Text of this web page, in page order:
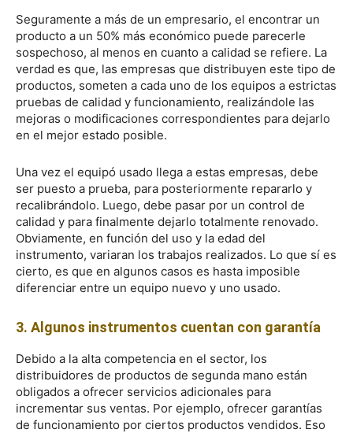
Seguramente a más de un empresario, el encontrar un
producto a un 50% más económico puede parecerle
sospechoso, al menos en cuanto a calidad se refiere. La
verdad es que, las empresas que distribuyen este tipo de
productos, someten a cada uno de los equipos a estrictas
pruebas de calidad y funcionamiento, realizándole las
mejoras o modificaciones correspondientes para dejarlo
en el mejor estado posible.
Una vez el equipó usado llega a estas empresas, debe
ser puesto a prueba, para posteriormente repararlo y
recalibrándolo. Luego, debe pasar por un control de
calidad y para finalmente dejarlo totalmente renovado.
Obviamente, en función del uso y la edad del
instrumento, variaran los trabajos realizados. Lo que sí es
cierto, es que en algunos casos es hasta imposible
diferenciar entre un equipo nuevo y uno usado.
3. Algunos instrumentos cuentan con garantía
Debido a la alta competencia en el sector, los
distribuidores de productos de segunda mano están
obligados a ofrecer servicios adicionales para
incrementar sus ventas. Por ejemplo, ofrecer garantías
de funcionamiento por ciertos productos vendidos. Eso